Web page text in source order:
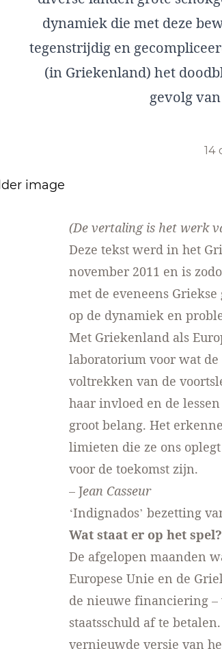
dynamiek die met deze
tegenstrijdig en
(in Griekenland) het
gevolg
14
(De vertaling is het werk
Deze tekst werd in het
november 2011 en is
met de eveneens
op de dynamiek en
Met Griekenland als
laboratorium voor wat de
voltrekken van de
haar invloed en de
groot belang. Het
limieten die ze ons
voor de toekomst zijn.
– Jean Casseur
‘Indignados’ bezetting
Wat staat er op het spel?
De afgelopen maanden
Europese Unie en de
de nieuwe financiering –
staatsschuld af te
vernieuwde versie van